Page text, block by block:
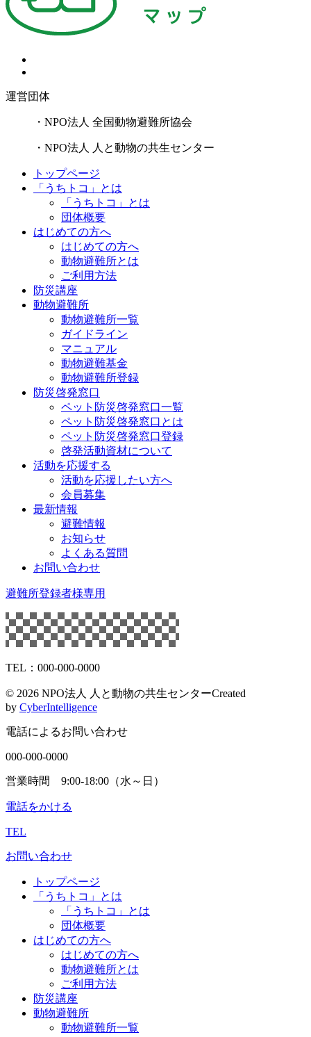
運営団体
・NPO法人 全国動物避難所協会
・NPO法人 人と動物の共生センター
トップページ
「うちトコ」とは
「うちトコ」とは
団体概要
はじめての方へ
はじめての方へ
動物避難所とは
ご利用方法
防災講座
動物避難所
動物避難所一覧
ガイドライン
マニュアル
動物避難基金
動物避難所登録
防災啓発窓口
ペット防災啓発窓口一覧
ペット防災啓発窓口とは
ペット防災啓発窓口登録
啓発活動資材について
活動を応援する
活動を応援したい方へ
会員募集
最新情報
避難情報
お知らせ
よくある質問
お問い合わせ
避難所登録者様専用
TEL：000-000-0000
© 2026 NPO法人 人と動物の共生センターCreated
by CyberIntelligence
電話によるお問い合わせ
000-000-0000
営業時間 9:00-18:00（水～日）
電話をかける
TEL
お問い合わせ
トップページ
「うちトコ」とは
「うちトコ」とは
団体概要
はじめての方へ
はじめての方へ
動物避難所とは
ご利用方法
防災講座
動物避難所
動物避難所一覧